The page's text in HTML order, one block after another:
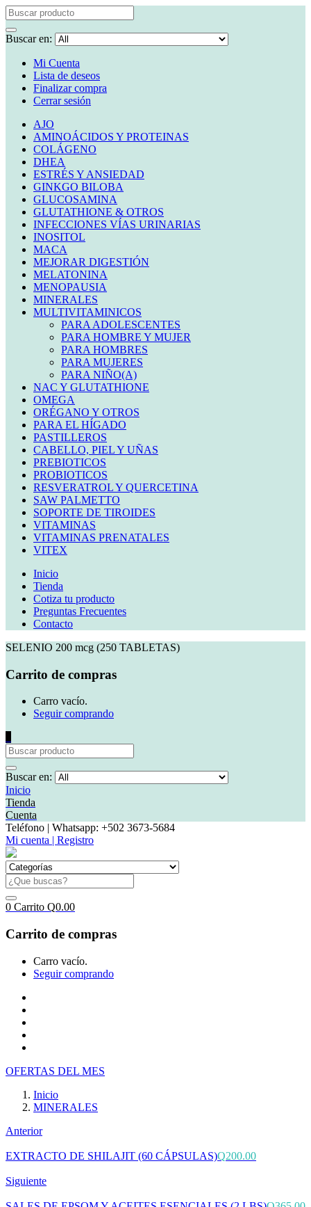
Buscar en:
Mi Cuenta
Lista de deseos
Finalizar compra
Cerrar sesión
AJO
AMINOÁCIDOS Y PROTEINAS
COLÁGENO
DHEA
ESTRÉS Y ANSIEDAD
GINKGO BILOBA
GLUCOSAMINA
GLUTATHIONE & OTROS
INFECCIONES VÍAS URINARIAS
INOSITOL
MACA
MEJORAR DIGESTIÓN
MELATONINA
MENOPAUSIA
MINERALES
MULTIVITAMINICOS
PARA ADOLESCENTES
PARA HOMBRE Y MUJER
PARA HOMBRES
PARA MUJERES
PARA NIÑO(A)
NAC Y GLUTATHIONE
OMEGA
ORÉGANO Y OTROS
PARA EL HÍGADO
PASTILLEROS
CABELLO, PIEL Y UÑAS
PREBIOTICOS
PROBIOTICOS
RESVERATROL Y QUERCETINA
SAW PALMETTO
SOPORTE DE TIROIDES
VITAMINAS
VITAMINAS PRENATALES
VITEX
Inicio
Tienda
Cotiza tu producto
Preguntas Frecuentes
Contacto
SELENIO 200 mcg (250 TABLETAS)
Carrito de compras
Carro vacío.
Seguir comprando
Buscar en:
Inicio
Tienda
Cuenta
Teléfono | Whatsapp: +502 3673-5684
Mi cuenta | Registro
0 Carrito Q0.00
Carrito de compras
Carro vacío.
Seguir comprando
OFERTAS DEL MES
Inicio
MINERALES
Anterior
EXTRACTO DE SHILAJIT (60 CÁPSULAS)Q200.00
Siguiente